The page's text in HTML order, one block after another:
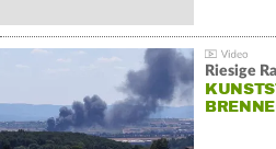
Riesige